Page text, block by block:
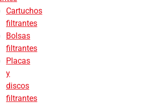
Cartuchos
filtrantes
Bolsas
filtrantes
Placas
y
discos
filtrantes